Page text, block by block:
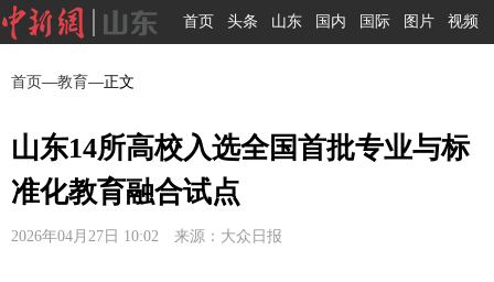
首页 头条 山东 国内 国际 图片 视频
首页—教育—正文
山东14所高校入选全国首批专业与标
准化教育融合试点
2026年04月27日 10:02 来源：大众日报